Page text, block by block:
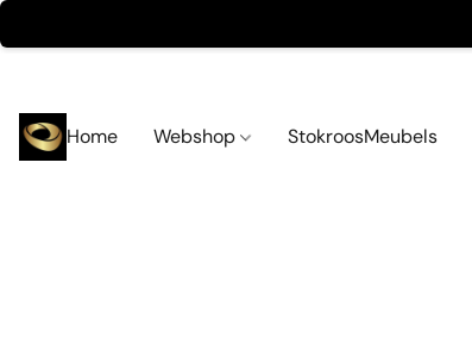
Home Webshop StokroosMeubels